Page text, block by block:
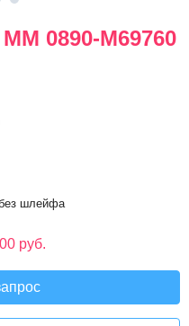
ММ 0890-M69760
шлейфа
руб.